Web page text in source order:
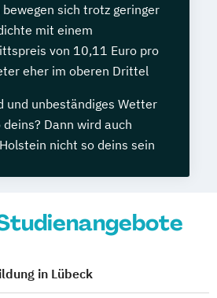
sich trotz geringer
mit einem
von 10,11 Euro pro
eher im oberen Drittel
und unbeständiges Wetter
Dann wird auch
nicht so deins sein
in Lübeck